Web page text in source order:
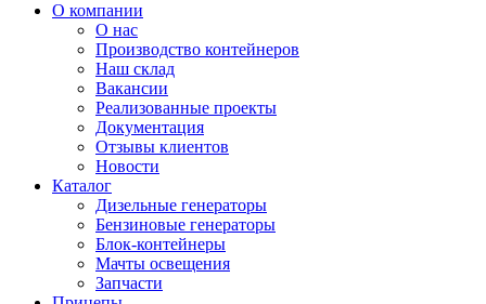
О компании
О нас
Производство контейнеров
Наш склад
Вакансии
Реализованные проекты
Документация
Отзывы клиентов
Новости
Каталог
Дизельные генераторы
Бензиновые генераторы
Блок-контейнеры
Мачты освещения
Запчасти